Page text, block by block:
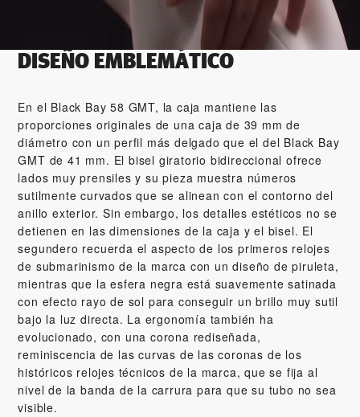
DISEÑO EMBLEMÁTICO
En el Black Bay 58 GMT, la caja mantiene las
proporciones originales de una caja de 39 mm de
diámetro con un perfil más delgado que el del Black Bay
GMT de 41 mm. El bisel giratorio bidireccional ofrece
lados muy prensiles y su pieza muestra números
sutilmente curvados que se alinean con el contorno del
anillo exterior. Sin embargo, los detalles estéticos no se
detienen en las dimensiones de la caja y el bisel. El
segundero recuerda el aspecto de los primeros relojes
de submarinismo de la marca con un diseño de piruleta,
mientras que la esfera negra está suavemente satinada
con efecto rayo de sol para conseguir un brillo muy sutil
bajo la luz directa. La ergonomía también ha
evolucionado, con una corona rediseñada,
reminiscencia de las curvas de las coronas de los
históricos relojes técnicos de la marca, que se fija al
nivel de la banda de la carrura para que su tubo no sea
visible.